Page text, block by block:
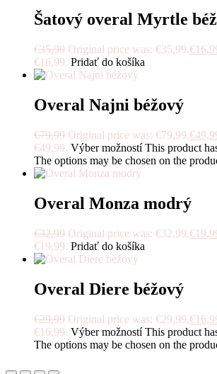
Šatový overal Myrtle
€35,99 Original price was: €35,99.€
€16,99. Pridať do košíka
Overal Najni béžový
€79,99 Original price was: €79,99.€
€49,99. Výber možností This product
The options may be chosen on the
Overal Monza modrý
€32,99 Original price was: €32,99.€
€19,99. Pridať do košíka
Overal Diere béžový
€29,99 Original price was: €29,99.€
€16,99. Výber možností This product
The options may be chosen on the